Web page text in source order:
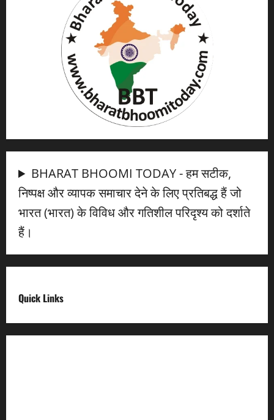
BHARAT BHOOMI TODAY - हम सटीक,
निष्पक्ष और व्यापक समाचार देने के लिए प्रतिबद्ध हैं जो
भारत (भारत) के विविध और गतिशील परिदृश्य को दर्शाते
हैं।
Quick Links